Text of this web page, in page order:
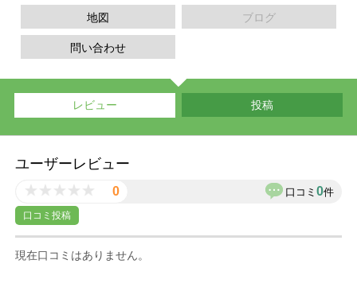
地図 ブログ
問い合わせ
レビュー 投稿
ユーザーレビュー
0 口コミ 0件
口コミ投稿
現在口コミはありません。